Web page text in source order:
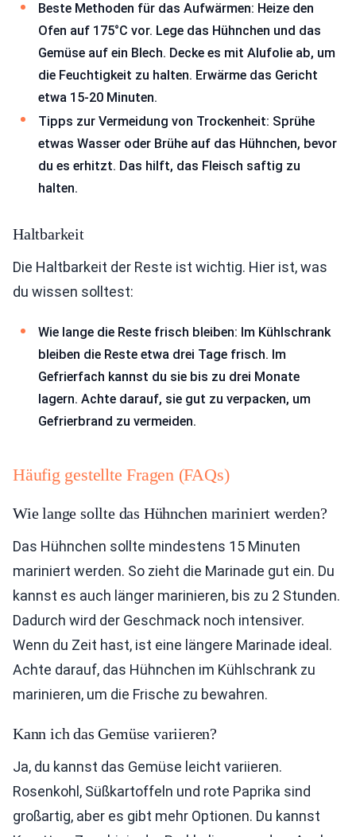
Beste Methoden für das Aufwärmen: Heize den
Ofen auf 175°C vor. Lege das Hühnchen und das
Gemüse auf ein Blech. Decke es mit Alufolie ab, um
die Feuchtigkeit zu halten. Erwärme das Gericht
etwa 15-20 Minuten.
Tipps zur Vermeidung von Trockenheit: Sprühe
etwas Wasser oder Brühe auf das Hühnchen, bevor
du es erhitzt. Das hilft, das Fleisch saftig zu
halten.
Haltbarkeit
Die Haltbarkeit der Reste ist wichtig. Hier ist, was
du wissen solltest:
Wie lange die Reste frisch bleiben: Im Kühlschrank
bleiben die Reste etwa drei Tage frisch. Im
Gefrierfach kannst du sie bis zu drei Monate
lagern. Achte darauf, sie gut zu verpacken, um
Gefrierbrand zu vermeiden.
Häufig gestellte Fragen (FAQs)
Wie lange sollte das Hühnchen mariniert werden?
Das Hühnchen sollte mindestens 15 Minuten
mariniert werden. So zieht die Marinade gut ein. Du
kannst es auch länger marinieren, bis zu 2 Stunden.
Dadurch wird der Geschmack noch intensiver.
Wenn du Zeit hast, ist eine längere Marinade ideal.
Achte darauf, das Hühnchen im Kühlschrank zu
marinieren, um die Frische zu bewahren.
Kann ich das Gemüse variieren?
Ja, du kannst das Gemüse leicht variieren.
Rosenkohl, Süßkartoffeln und rote Paprika sind
großartig, aber es gibt mehr Optionen. Du kannst